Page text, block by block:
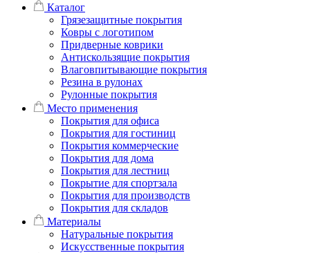
Каталог
Грязезащитные покрытия
Ковры с логотипом
Придверные коврики
Антискользящие покрытия
Влаговпитывающие покрытия
Резина в рулонах
Рулонные покрытия
Место применения
Покрытия для офиса
Покрытия для гостиниц
Покрытия коммерческие
Покрытия для дома
Покрытия для лестниц
Покрытие для спортзала
Покрытия для производств
Покрытия для складов
Материалы
Натуральные покрытия
Искусственные покрытия